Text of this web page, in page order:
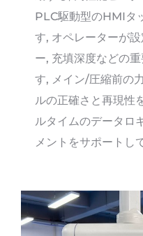
PLC駆動型のHMIタ
す, オペレーターが
ー, 充填深度などの
す, メイン/圧縮前の
ルの正確さと再現性
ルタイムのデータロ
メントをサポートし